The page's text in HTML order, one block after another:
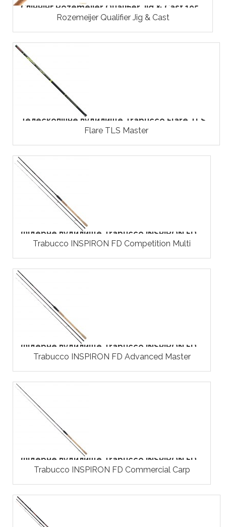
Спіннінг Rozemeijer Qualifier Jig & Cast 195...
Rozemeijer Qualifier Jig & Cast
Телескопічне вудилище Trabucco Flare TLS...
Flare TLS Master
Фідерне вудилище Trabucco INSPIRON FD...
Trabucco INSPIRON FD Competition Multi
Фідерне вудилище Trabucco INSPIRON FD...
Trabucco INSPIRON FD Advanced Master
Фідерне вудилище Trabucco INSPIRON FD...
Trabucco INSPIRON FD Commercial Carp